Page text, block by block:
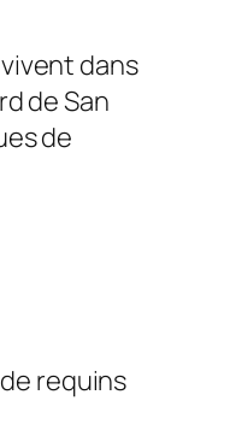
dans
de San
de
requins